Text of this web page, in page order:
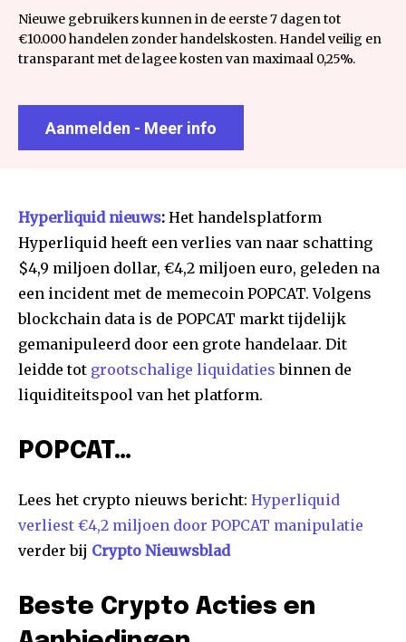
Nieuwe gebruikers kunnen in de eerste 7 dagen tot
€10.000 handelen zonder handelskosten. Handel veilig en
transparant met de lagee kosten van maximaal 0,25%.
Aanmelden - Meer info
Hyperliquid nieuws: Het handelsplatform
Hyperliquid heeft een verlies van naar schatting
$4,9 miljoen dollar, €4,2 miljoen euro, geleden na
een incident met de memecoin POPCAT. Volgens
blockchain data is de POPCAT markt tijdelijk
gemanipuleerd door een grote handelaar. Dit
leidde tot grootschalige liquidaties binnen de
liquiditeitspool van het platform.
POPCAT…
Lees het crypto nieuws bericht: Hyperliquid
verliest €4,2 miljoen door POPCAT manipulatie
verder bij Crypto Nieuwsblad
Beste Crypto Acties en